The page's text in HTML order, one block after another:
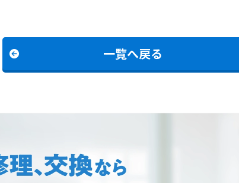
一覧へ戻る